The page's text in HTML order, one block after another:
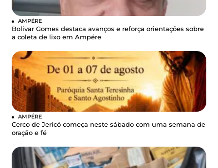
AMPÉRE
Bolivar Gomes destaca avanços e reforça orientações sobre
a coleta de lixo em Ampére
AMPÉRE
Cerco de Jericó começa neste sábado com uma semana de
oração e fé